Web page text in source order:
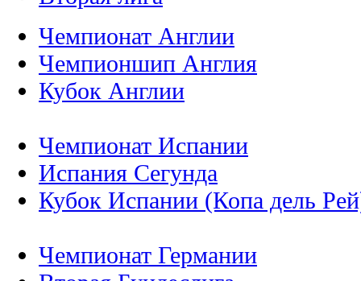
Чемпионат Англии
Чемпионшип Англия
Кубок Англии
Чемпионат Испании
Испания Сегунда
Кубок Испании (Копа дель
Чемпионат Германии